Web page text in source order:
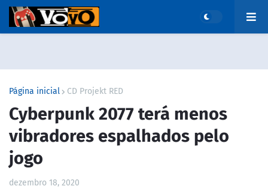
Página inicial CD Projekt RED
Cyberpunk 2077 terá menos
vibradores espalhados pelo
jogo
dezembro 18, 2020